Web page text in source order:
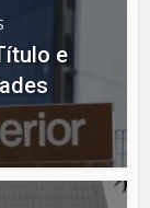
e